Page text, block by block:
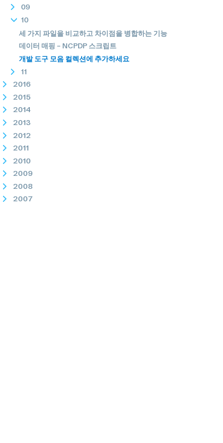
09
10
세 가지 파일을 비교하고 차이점을 병합하는 기능
데이터 매핑 – NCPDP 스크립트
개발 도구 모음 컬렉션에 추가하세요
11
2016
2015
2014
2013
2012
2011
2010
2009
2008
2007